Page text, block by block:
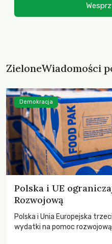
ZieloneWiadomości
Polska i UE
Rozwojową
Polska i Unia Europejska
wydatki na pomoc
Demokracja